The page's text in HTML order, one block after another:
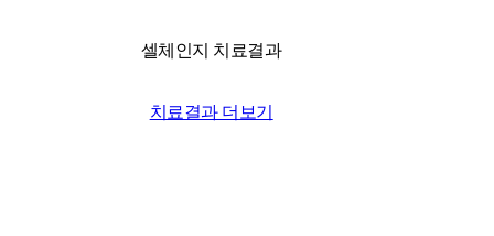
셀체인지 치료결과
치료결과 더보기